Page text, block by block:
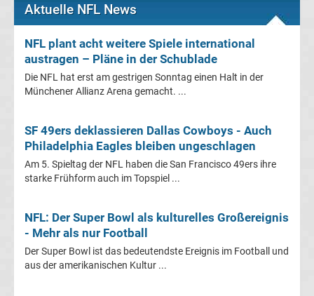
Formel
1
Rennkalender
WWE
Boxen
News
Aktuelle NFL News
NFL plant acht weitere Spiele international
austragen – Pläne in der Schublade
Die NFL hat erst am gestrigen Sonntag einen Halt in der
Münchener Allianz Arena gemacht. ...
SF 49ers deklassieren Dallas Cowboys - Auch
Philadelphia Eagles bleiben ungeschlagen
Am 5. Spieltag der NFL haben die San Francisco 49ers ihre
starke Frühform auch im Topspiel ...
NFL: Der Super Bowl als kulturelles Großereignis
- Mehr als nur Football
Der Super Bowl ist das bedeutendste Ereignis im Football und
aus der amerikanischen Kultur ...